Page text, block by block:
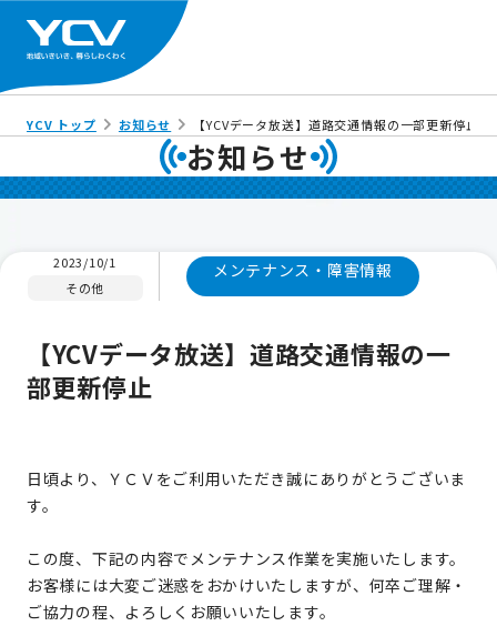
YCV トップ お知らせ 【YCVデータ放送】道路交通情報の一部更新停止
お知らせ
2023/10/1
その他
メンテナンス・障害情報
【YCVデータ放送】道路交通情報の一
部更新停止
日頃より、ＹＣＶをご利用いただき誠にありがとうございま
す。
この度、下記の内容でメンテナンス作業を実施いたします。
お客様には大変ご迷惑をおかけいたしますが、何卒ご理解・
ご協力の程、よろしくお願いいたします。